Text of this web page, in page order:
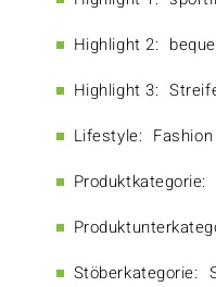
Highlight 2:
Highlight 3:
Lifestyle:
Produktkategorie:
Stöberkategorie: